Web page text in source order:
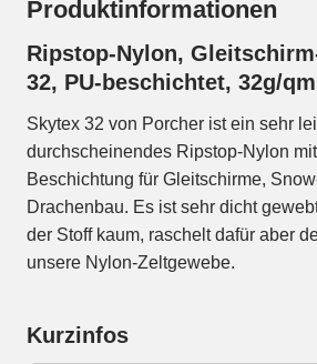
Produktinformationen
Ripstop-Nylon,
32, PU-beschichtet, 32g/qm
Skytex 32 von Porcher ist ein sehr
durchscheinendes Ripstop-Nylon
Beschichtung für Gleitschirme,
Drachenbau. Es ist sehr dicht
der Stoff kaum, raschelt dafür aber
unsere Nylon-Zeltgewebe.
Kurzinfos